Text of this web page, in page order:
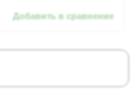
Добавить в сравнение